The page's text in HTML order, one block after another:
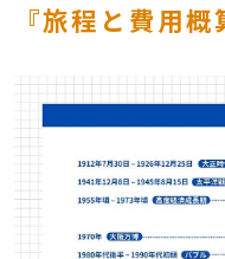
『旅程と費用概